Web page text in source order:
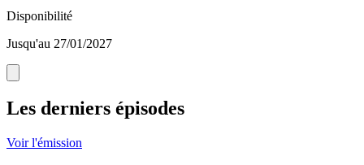
Disponibilité
Jusqu'au 27/01/2027
Les derniers épisodes
Voir l'émission